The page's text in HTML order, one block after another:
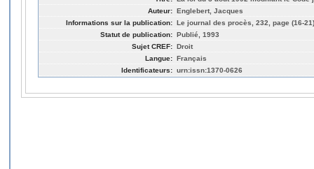
Auteur: Englebert, Jacques
Informations sur la publication: Le journal des procès, 232, page (16-21)
Statut de publication: Publié, 1993
Sujet CREF: Droit
Langue: Français
Identificateurs: urn:issn:1370-0626